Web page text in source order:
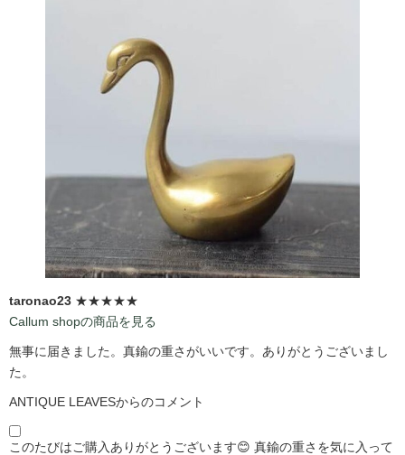
taronao23 ★★★★★
Callum shopの商品を見る
無事に届きました。真鍮の重さがいいです。ありがとうございまし
た。
ANTIQUE LEAVESからのコメント
このたびはご購入ありがとうございます😊 真鍮の重さを気に入って